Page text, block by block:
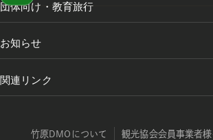
団体向け・教育旅行
お知らせ
関連リンク
竹原DMOについて 観光協会会員事業者